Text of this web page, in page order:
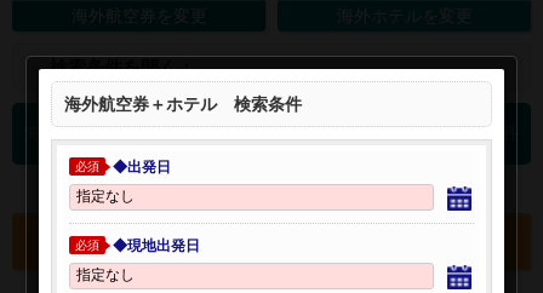
海外航空券を変更 海外ホテルを変更
＋ 検索条件を開く：
海外航空券 検索結果 0
選択中の航空券・ホテルを確認する
海外航空券＋ホテル 検索条件
必須 ◆出発日
必須 ◆現地出発日